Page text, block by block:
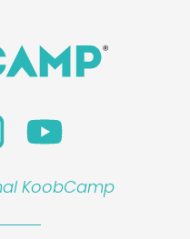
KoobCamp